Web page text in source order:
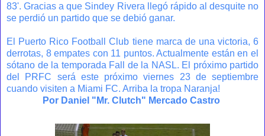
83'. Gracias a que Sindey Rivera llegó rápido al desquite no
se perdió un partido que se debió ganar.
El Puerto Rico Football Club tiene marca de una victoria, 6
derrotas, 8 empates con 11 puntos. Actualmente están en el
sótano de la temporada Fall de la NASL. El próximo partido
del PRFC será este próximo viernes 23 de septiembre
cuando visiten a Miami FC. Arriba la tropa Naranja!
Por Daniel "Mr. Clutch" Mercado Castro